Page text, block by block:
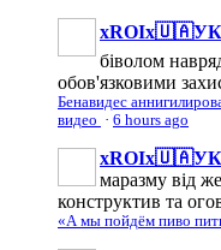
біволом
обов'язковими
Бенавидес
видео · 6 hours ago
маразму від
конструктив та
«А мы пойдём пиво